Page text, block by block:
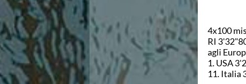
C. F. Milano
C. F. Napoli "Felice Scandone"
C.F. Palazzo del Nuoto Torino
C. F. Trieste "Bruno Bianchi"
C. F. Verona "Alberto Castagnetti"
C. F. Viterbo
Area Legislativa
Protezione Civile
4x100
RI
agli
1. USA
11. Italia